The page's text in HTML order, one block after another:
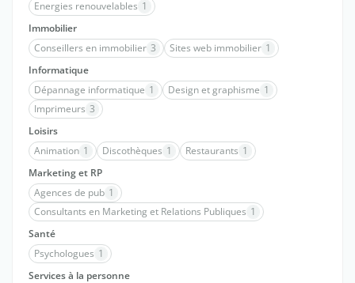
Energies renouvelables 1
Immobilier
Conseillers en immobilier 3 Sites web immobilier 1
Informatique
Dépannage informatique 1 Design et graphisme 1
Imprimeurs 3
Loisirs
Animation 1 Discothèques 1 Restaurants 1
Marketing et RP
Agences de pub 1
Consultants en Marketing et Relations Publiques 1
Santé
Psychologues 1
Services à la personne